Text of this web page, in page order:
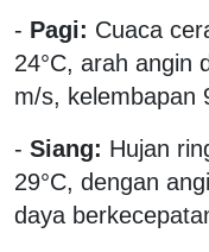
- Pagi: Cuaca
24°C, arah angin
m/s, kelembapan
- Siang: Hujan
29°C, dengan
daya